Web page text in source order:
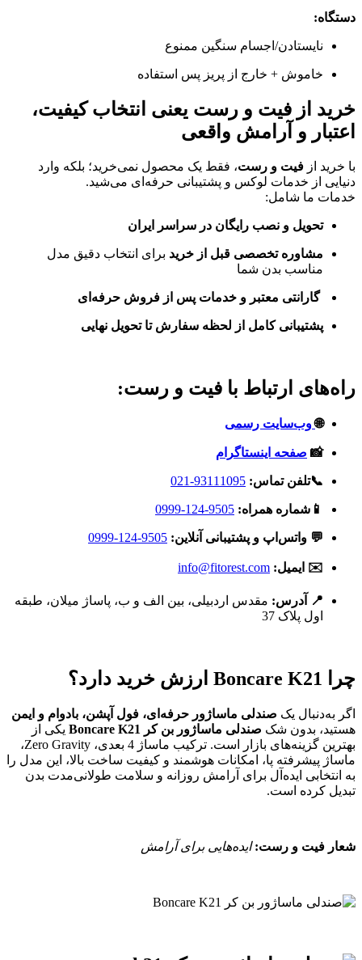
دستگاه:
نایستادن/اجسام سنگین ممنوع
خاموش + خارج از پریز پس استفاده
خرید از فیت و رست یعنی انتخاب کیفیت،
اعتبار و آرامش واقعی
با خرید از فیت و رست، فقط یک محصول نمی‌خرید؛ بلکه وارد
دنیایی از خدمات لوکس و پشتیبانی حرفه‌ای می‌شید.
خدمات ما شامل:
تحویل و نصب رایگان در سراسر ایران
مشاوره تخصصی قبل از خرید برای انتخاب دقیق مدل
مناسب بدن شما
گارانتی معتبر و خدمات پس از فروش حرفه‌ای
پشتیبانی کامل از لحظه سفارش تا تحویل نهایی
راه‌های ارتباط با فیت و رست:
🌐وب‌سایت رسمی
📸 صفحه اینستاگرام
📞تلفن تماس: 93111095-021
📱شماره همراه: 9505-124-0999
💬 واتس‌اپ و پشتیبانی آنلاین: 9505-124-0999
✉️ ایمیل: info@fitorest.com
📍 آدرس: مقدس اردبیلی، بین الف و ب، پاساژ میلان، طبقه
اول پلاک 37
چرا Boncare K21 ارزش خرید دارد؟
اگر به‌دنبال یک صندلی ماساژور حرفه‌ای، فول آپشن، بادوام و ایمن
هستید، بدون شک صندلی ماساژور بن کر Boncare K21
یکی از
بهترین گزینه‌های بازار است. ترکیب ماساژ 4 بعدی، Zero Gravity،
ماساژ پیشرفته پا، امکانات هوشمند و کیفیت ساخت بالا، این مدل را
به انتخابی ایده‌آل برای آرامش روزانه و سلامت طولانی‌مدت بدن
تبدیل کرده است.
شعار فیت و رست:ایده‌هایی برای آرامش